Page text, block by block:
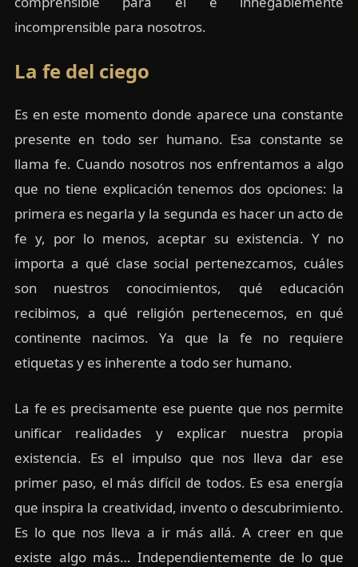
incomprensible para nosotros.
La fe del ciego
Es en este momento donde aparece una constante
presente en todo ser humano. Esa constante se
llama fe. Cuando nosotros nos enfrentamos a algo
que no tiene explicación tenemos dos opciones: la
primera es negarla y la segunda es hacer un acto de
fe y, por lo menos, aceptar su existencia. Y no
importa a qué clase social pertenezcamos, cuáles
son nuestros conocimientos, qué educación
recibimos, a qué religión pertenecemos, en qué
continente nacimos. Ya que la fe no requiere
etiquetas y es inherente a todo ser humano.
La fe es precisamente ese puente que nos permite
unificar realidades y explicar nuestra propia
existencia. Es el impulso que nos lleva dar ese
primer paso, el más difícil de todos. Es esa energía
que inspira la creatividad, invento o descubrimiento.
Es lo que nos lleva a ir más allá. A creer en que
existe algo más… Independientemente de lo que